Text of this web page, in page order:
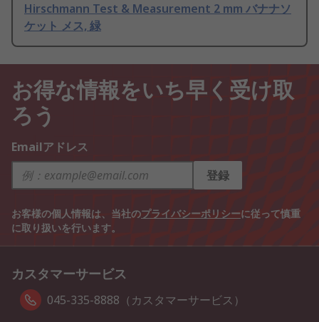
Hirschmann Test & Measurement 2 mm バナナソ
ケット メス, 緑
お得な情報をいち早く受け取
ろう
Emailアドレス
登録
お客様の個人情報は、当社のプライバシーポリシーに従って慎重
に取り扱いを行います。
カスタマーサービス
045-335-8888（カスタマーサービス）